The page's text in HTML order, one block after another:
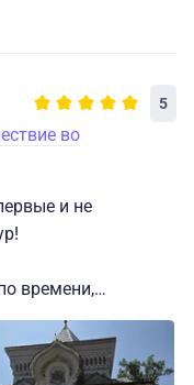
5
во
и не
времени,
их интерес и
но